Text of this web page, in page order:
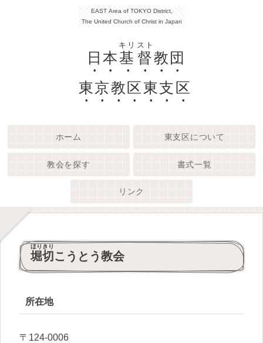
EAST Area of TOKYO District,
The United Church of Christ in Japan
日本基督
キリスト
教団
東京教区東支区
ホーム 東支区について
教会を探す 書式一覧
リンク
堀切
ほりきり
こうとう教会
所在地
〒124-0006